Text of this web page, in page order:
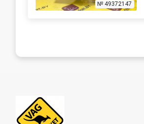
№ 49372147